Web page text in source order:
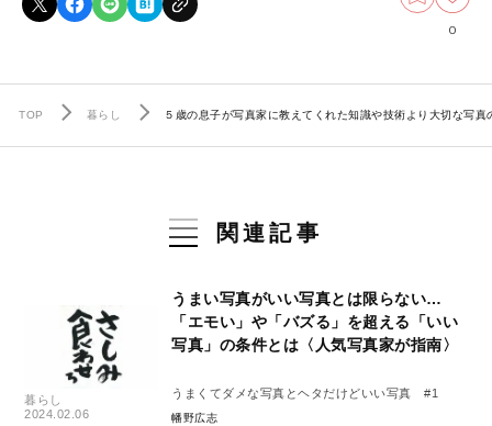
0
TOP 暮らし ５歳の息子が写真家に教えてくれた知識や技術より大切な写
関連記事
暮らし
2024.02.06
うまい写真がいい写真とは限らない…
「エモい」や「バズる」を超える「いい
写真」の条件とは〈人気写真家が指南〉
うまくてダメな写真とヘタだけどいい写真 #1
幡野広志